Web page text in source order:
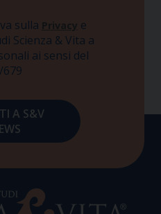
sulla Privacy e
Scienza & Vita a
ai sensi del